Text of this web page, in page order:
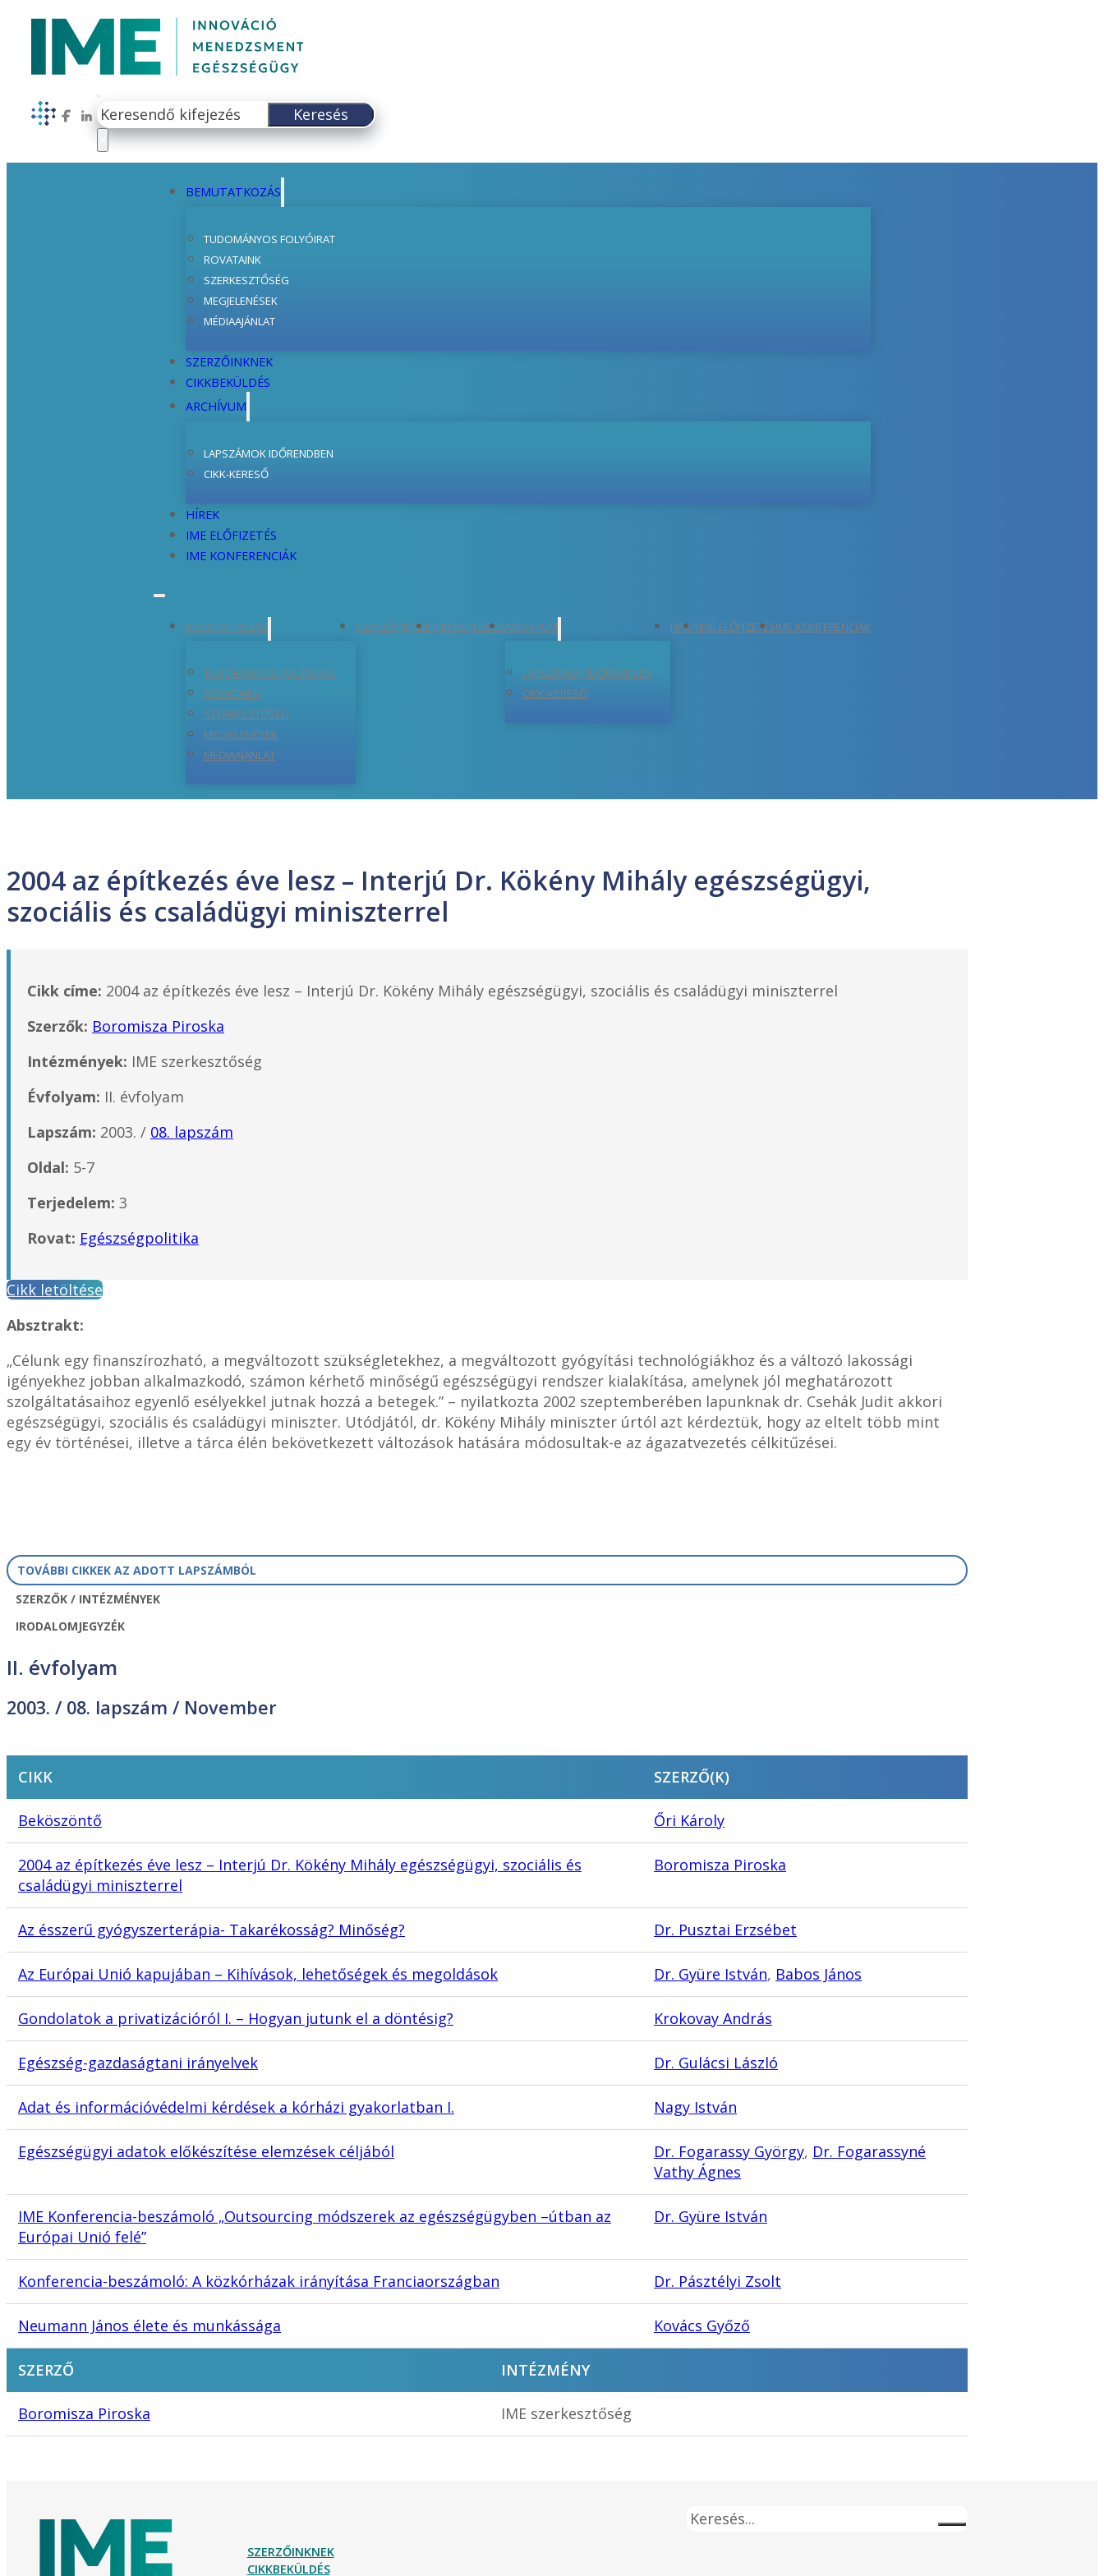
Follow us on Facebook
Follow us on LinkedIn
Keresés
Keresés
BEMUTATKOZÁS
TUDOMÁNYOS FOLYÓIRAT
ROVATAINK
SZERKESZTŐSÉG
MEGJELENÉSEK
MÉDIAAJÁNLAT
SZERZŐINKNEK
CIKKBEKÜLDÉS
ARCHÍVUM
LAPSZÁMOK IDŐRENDBEN
CIKK-KERESŐ
HÍREK
IME ELŐFIZETÉS
IME KONFERENCIÁK
BEMUTATKOZÁS
TUDOMÁNYOS FOLYÓIRAT
ROVATAINK
SZERKESZTŐSÉG
MEGJELENÉSEK
MÉDIAAJÁNLAT
SZERZŐINKNEKCIKKBEKÜLDÉSARCHÍVUM
LAPSZÁMOK IDŐRENDBEN
CIKK-KERESŐ
HÍREKIME ELŐFIZETÉSIME KONFERENCIÁK
2004 az építkezés éve lesz – Interjú Dr. Kökény Mihály egészségügyi,
szociális és családügyi miniszterrel
Cikk címe: 2004 az építkezés éve lesz – Interjú Dr. Kökény Mihály egészségügyi, szociális és családügyi miniszterrel
Szerzők: Boromisza Piroska
Intézmények: IME szerkesztőség
Évfolyam: II. évfolyam
Lapszám: 2003. / 08. lapszám
Oldal: 5-7
Terjedelem: 3
Rovat: Egészségpolitika
Cikk letöltése
Absztrakt:
„Célunk egy finanszírozható, a megváltozott szükségletekhez, a megváltozott gyógyítási technológiákhoz és a változó lakossági
igényekhez jobban alkalmazkodó, számon kérhető minőségű egészségügyi rendszer kialakítása, amelynek jól meghatározott
szolgáltatásaihoz egyenlő esélyekkel jutnak hozzá a betegek.” – nyilatkozta 2002 szeptemberében lapunknak dr. Csehák Judit akkori
egészségügyi, szociális és családügyi miniszter. Utódjától, dr. Kökény Mihály miniszter úrtól azt kérdeztük, hogy az eltelt több mint
egy év történései, illetve a tárca élén bekövetkezett változások hatására módosultak-e az ágazatvezetés célkitűzései.
TOVÁBBI CIKKEK AZ ADOTT LAPSZÁMBÓL
SZERZŐK / INTÉZMÉNYEK
IRODALOMJEGYZÉK
II. évfolyam
2003. / 08. lapszám / November
CIKK SZERZŐ(K)
Beköszöntő Őri Károly
2004 az építkezés éve lesz – Interjú Dr. Kökény Mihály egészségügyi, szociális és
családügyi miniszterrel
Boromisza Piroska
Az ésszerű gyógyszerterápia- Takarékosság? Minőség? Dr. Pusztai Erzsébet
Az Európai Unió kapujában – Kihívások, lehetőségek és megoldások Dr. Gyüre István, Babos János
Gondolatok a privatizációról I. – Hogyan jutunk el a döntésig? Krokovay András
Egészség-gazdaságtani irányelvek Dr. Gulácsi László
Adat és információvédelmi kérdések a kórházi gyakorlatban I. Nagy István
Egészségügyi adatok előkészítése elemzések céljából Dr. Fogarassy György, Dr. Fogarassyné
Vathy Ágnes
IME Konferencia-beszámoló „Outsourcing módszerek az egészségügyben –útban az
Európai Unió felé”
Dr. Gyüre István
Konferencia-beszámoló: A közkórházak irányítása Franciaországban Dr. Pásztélyi Zsolt
Neumann János élete és munkássága Kovács Győző
SZERZŐ INTÉZMÉNY
Boromisza Piroska IME szerkesztőség
Keresés
SZERZŐINKNEK
CIKKBEKÜLDÉS